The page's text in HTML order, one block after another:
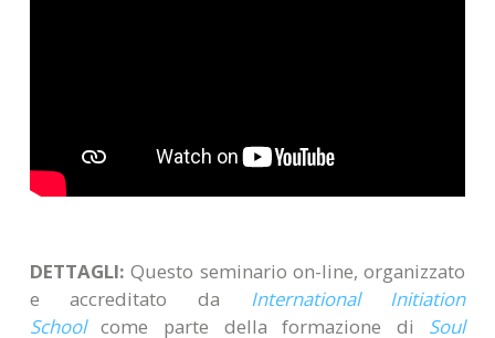
DETTAGLI:Questo seminario on-line, organizzato
e accreditato da International Initiation
Schoolcome parte della formazione di Soul